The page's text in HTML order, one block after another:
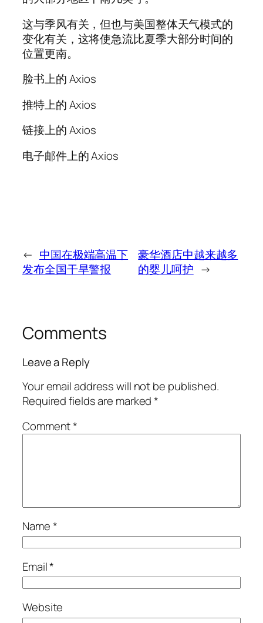
这与季风有关，但也与美国整体天气模式的
变化有关，这将使急流比夏季大部分时间的
位置更南。
脸书上的 Axios
推特上的 Axios
链接上的 Axios
电子邮件上的 Axios
← 中国在极端高温下
发布全国干旱警报
豪华酒店中越来越多
的婴儿呵护 →
Comments
Leave a Reply
Your email address will not be published.
Required fields are marked*
Comment*
Name*
Email*
Website